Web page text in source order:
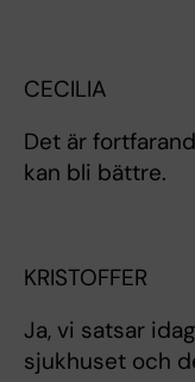
CECILIA
Det är
kan bli bättre.
KRISTOFFER
Ja, vi satsar
sjukhuset och